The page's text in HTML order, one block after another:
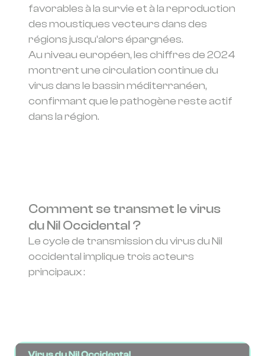
favorables à la survie et à la reproduction
des moustiques vecteurs dans des
régions jusqu’alors épargnées.
Au niveau européen, les chiffres de 2024
montrent une circulation continue du
virus dans le bassin méditerranéen,
confirmant que le pathogène reste actif
dans la région.
Comment se transmet le virus
du Nil Occidental ?
Le cycle de transmission du virus du Nil
occidental implique trois acteurs
principaux :